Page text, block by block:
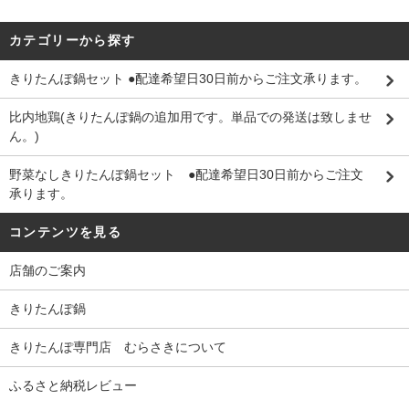
カテゴリーから探す
きりたんぽ鍋セット ●配達希望日30日前からご注文承ります。
比内地鶏(きりたんぽ鍋の追加用です。単品での発送は致しませ
ん。)
野菜なしきりたんぽ鍋セット ●配達希望日30日前からご注文
承ります。
コンテンツを見る
店舗のご案内
きりたんぽ鍋
きりたんぽ専門店 むらさきについて
ふるさと納税レビュー